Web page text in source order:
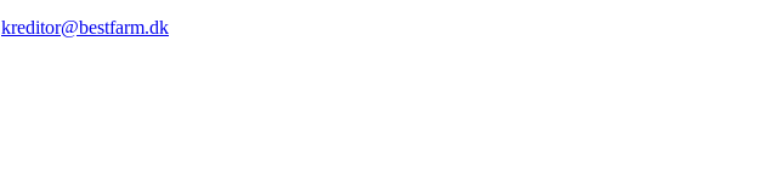
kreditor@bestfarm.dk